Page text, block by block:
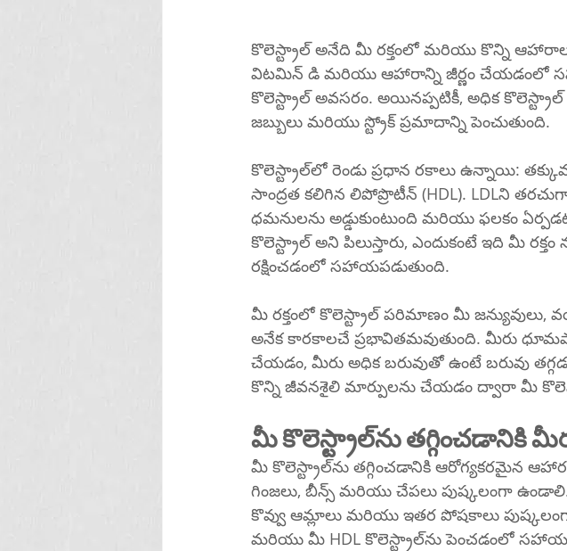
కొలెస్ట్రాల్ అనేది మీ రక్తంలో మరియు కొన్ని
విటమిన్ డి మరియు ఆహారాన్ని జీర్ణం చేయడంలో
కొలెస్ట్రాల్ అవసరం. అయినప్పటికీ, అధిక
జబ్బులు మరియు స్ట్రోక్ ప్రమాదాన్ని పెంచుతుంది.
కొలెస్ట్రాల్‌లో రెండు ప్రధాన రకాలు ఉన్నాయి: తక్కువ సాంద్రత కలిగిన లిపోప్రొటీన్ (LDL) మరియు అధిక
సాంద్రత కలిగిన లిపోప్రొటీన్ (HDL). LDLని
ధమనులను అడ్డుకుంటుంది మరియు ఫలకం
కొలెస్ట్రాల్ అని పిలుస్తారు, ఎందుకంటే ఇది మీ రక్తం నుండి అదనపు
రక్షించడంలో సహాయపడుతుంది.
మీ రక్తంలో కొలెస్ట్రాల్ పరిమాణం మీ జన్యువులు,
అనేక కారకాలచే ప్రభావితమవుతుంది. మీరు
చేయడం, మీరు అధిక బరువుతో ఉంటే బరువు
కొన్ని జీవనశైలి మార్పులను చేయడం ద్వారా మీ
మీ కొలెస్ట్రాల్‌ను
మీ కొలెస్ట్రాల్‌ను తగ్గించడానికి ఆరోగ్యకరమైన ఆహారంలో పండ్లు మరియు కూరగాయలు, తృణధాన్యాలు,
గింజలు, బీన్స్ మరియు చేపలు పుష్కలంగా
కొవ్వు ఆమ్లాలు మరియు ఇతర పోషకాలు పుష్కలంగా
మరియు మీ HDL కొలెస్ట్రాల్‌ను